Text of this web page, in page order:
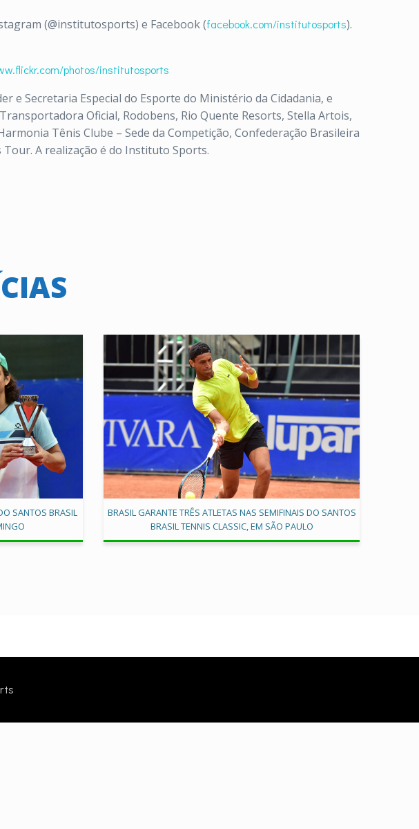
(@institutosports) e Facebook (facebook.com/institutosports).
com/photos/institutosports
e Secretaria Especial do Esporte do Ministério da Cidadania, e
Oficial, Rodobens, Rio Quente Resorts, Stella Artois,
Tênis Clube – Sede da Competição, Confederação Brasileira
A realização é do Instituto Sports.
SANTOS BRASIL
BRASIL GARANTE TRÊS ATLETAS NAS SEMIFINAIS DO SANTOS
BRASIL TENNIS CLASSIC, EM SÃO PAULO